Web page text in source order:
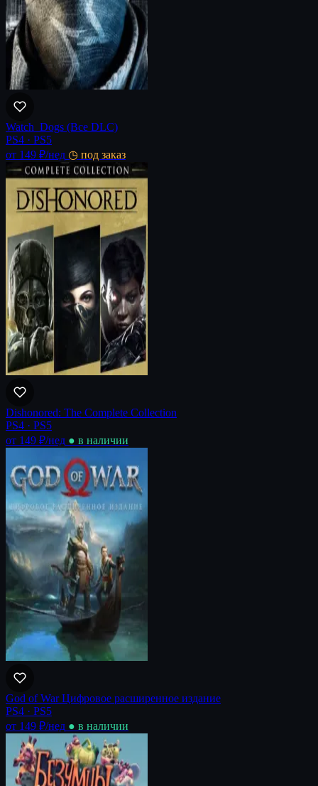
Watch_Dogs (Все DLC)
PS4 · PS5
от 149 ₽/нед ◷ под заказ
Dishonored: The Complete Collection
PS4 · PS5
от 149 ₽/нед ● в наличии
God of War Цифровое расширенное издание
PS4 · PS5
от 149 ₽/нед ● в наличии